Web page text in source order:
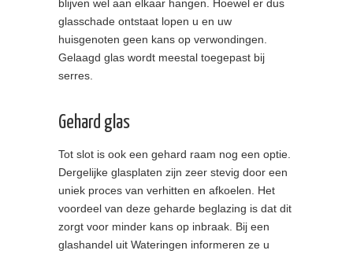
blijven wel aan elkaar hangen. Hoewel er dus
glasschade ontstaat lopen u en uw
huisgenoten geen kans op verwondingen.
Gelaagd glas wordt meestal toegepast bij
serres.
Gehard glas
Tot slot is ook een gehard raam nog een optie.
Dergelijke glasplaten zijn zeer stevig door een
uniek proces van verhitten en afkoelen. Het
voordeel van deze geharde beglazing is dat dit
zorgt voor minder kans op inbraak. Bij een
glashandel uit Wateringen informeren ze u